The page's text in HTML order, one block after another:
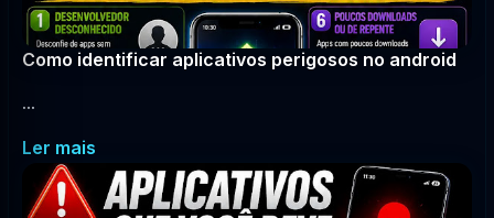
Como identificar aplicativos perigosos no android
...
Ler mais